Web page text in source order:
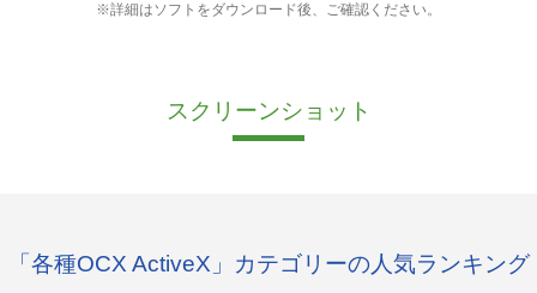
※詳細はソフトをダウンロード後、ご確認ください。
スクリーンショット
「各種OCX ActiveX」カテゴリーの人気ランキング